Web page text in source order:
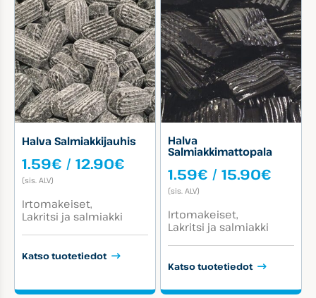
Halva Salmiakkijauhis
1.59€ / 12.90€
(sis. ALV)
Tuotekategoriat:
Irtomakeiset
Lakritsi ja salmiakki
Katso tuotetiedot
Halva
Salmiakkimattopala
1.59€ / 15.90€
(sis. ALV)
Tuotekategoriat:
Irtomakeiset
Lakritsi ja salmiakki
Katso tuotetiedot